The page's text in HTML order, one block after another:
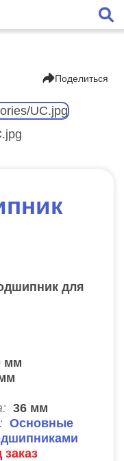
Поделиться
для
мм
36 мм
Основные
заказ